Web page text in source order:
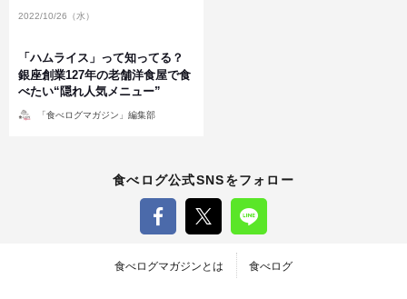
2022/10/26（水）
「ハムライス」って知ってる？
銀座創業127年の老舗洋食屋で食
べたい“隠れ人気メニュー”
「食べログマガジン」編集部
食べログ公式SNSをフォロー
食べログマガジンとは 食べログ